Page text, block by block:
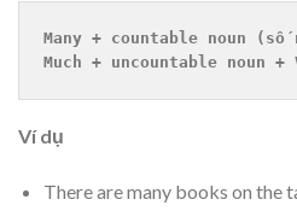
Many + countable noun
Much + uncountable noun
Ví dụ
There are many books on the